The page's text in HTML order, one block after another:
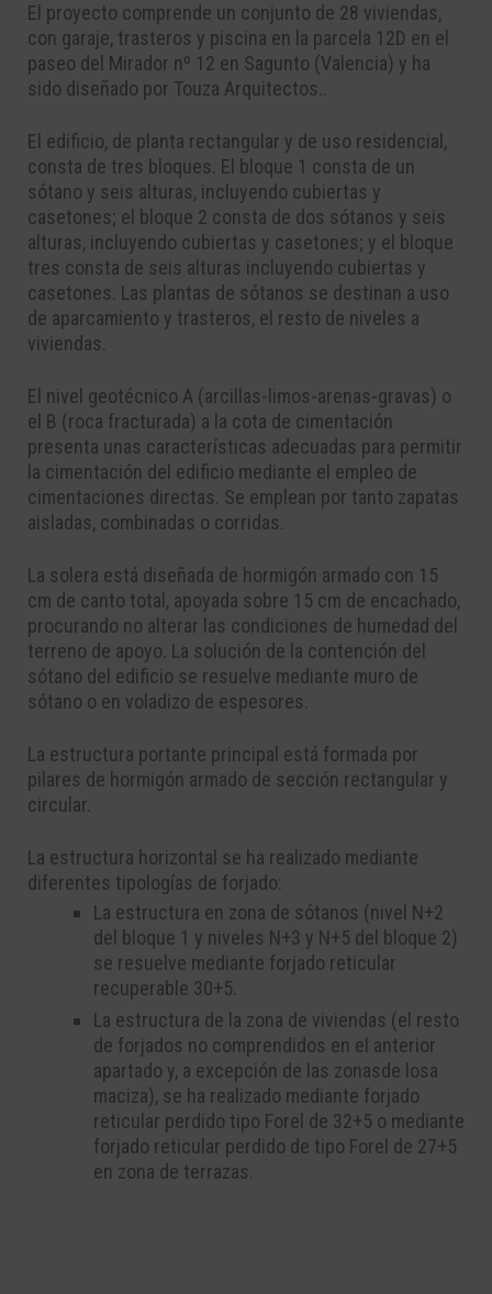
El proyecto comprende un conjunto de 28 viviendas,
con garaje, trasteros y piscina en la parcela 12D en el
paseo del Mirador nº 12 en Sagunto (Valencia) y ha
sido diseñado por Touza Arquitectos..
El edificio, de planta rectangular y de uso residencial,
consta de tres bloques. El bloque 1 consta de un
sótano y seis alturas, incluyendo cubiertas y
casetones; el bloque 2 consta de dos sótanos y seis
alturas, incluyendo cubiertas y casetones; y el bloque
tres consta de seis alturas incluyendo cubiertas y
casetones. Las plantas de sótanos se destinan a uso
de aparcamiento y trasteros, el resto de niveles a
viviendas.
El nivel geotécnico A (arcillas-limos-arenas-gravas) o
el B (roca fracturada) a la cota de cimentación
presenta unas características adecuadas para permitir
la cimentación del edificio mediante el empleo de
cimentaciones directas. Se emplean por tanto zapatas
aisladas, combinadas o corridas.
La solera está diseñada de hormigón armado con 15
cm de canto total, apoyada sobre 15 cm de encachado,
procurando no alterar las condiciones de humedad del
terreno de apoyo. La solución de la contención del
sótano del edificio se resuelve mediante muro de
sótano o en voladizo de espesores.
La estructura portante principal está formada por
pilares de hormigón armado de sección rectangular y
circular.
La estructura horizontal se ha realizado mediante
diferentes tipologías de forjado:
La estructura en zona de sótanos (nivel N+2
del bloque 1 y niveles N+3 y N+5 del bloque 2)
se resuelve mediante forjado reticular
recuperable 30+5.
La estructura de la zona de viviendas (el resto
de forjados no comprendidos en el anterior
apartado y, a excepción de las zonasde losa
maciza), se ha realizado mediante forjado
reticular perdido tipo Forel de 32+5 o mediante
forjado reticular perdido de tipo Forel de 27+5
en zona de terrazas.